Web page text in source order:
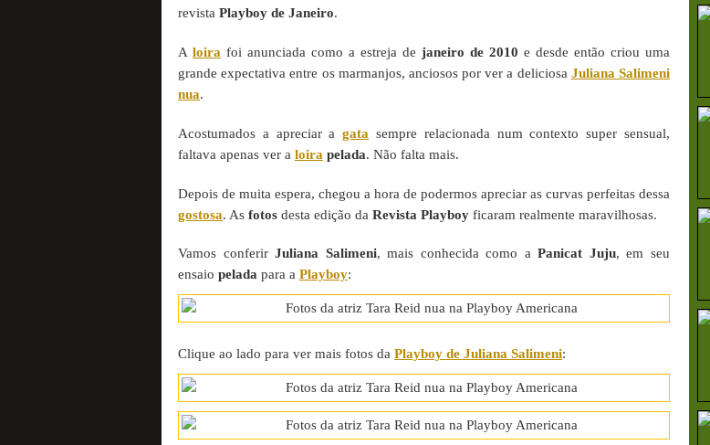
revista Playboy de Janeiro.
A loira foi anunciada como a estreja de janeiro de 2010 e desde então criou uma
grande expectativa entre os marmanjos, anciosos por ver a deliciosa Juliana Salimeni
nua.
Acostumados a apreciar agata sempre relacionada num contexto super sensual,
faltava apenas ver a loira pelada. Não falta mais.
Depois de muita espera, chegou a hora de podermos apreciar as curvas perfeitas dessa
gostosa. As fotos desta edição da Revista Playboy ficaram realmente maravilhosas.
Vamos conferirJuliana Salimeni, mais conhecida como aPanicat Juju, em seu
ensaio pelada para a Playboy:
Clique ao lado para ver mais fotos da Playboy de Juliana Salimeni: